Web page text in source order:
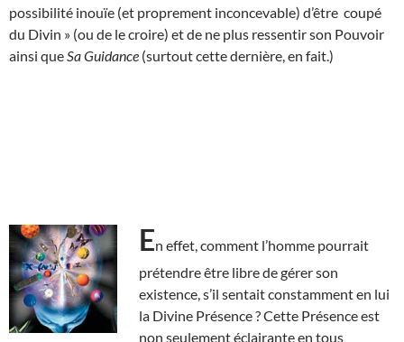
possibilité inouïe (et proprement inconcevable) d’être coupé
du Divin » (ou de le croire) et de ne plus ressentir son Pouvoir
ainsi que Sa Guidance (surtout cette dernière, en fait.)
En effet, comment l’homme pourrait
prétendre être libre de gérer son
existence, s’il sentait constamment en lui
la Divine Présence ? Cette Présence est
non seulement éclairante en tous